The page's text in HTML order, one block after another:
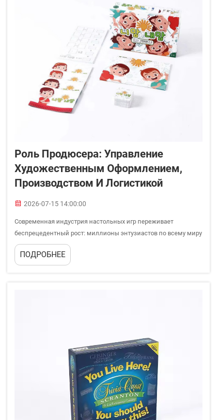
Роль Продюсера: Управление
Художественным Оформлением,
Производством И Логистикой
2026-07-15 14:00:00
Современная индустрия настольных игр переживает
беспрецедентный рост: миллионы энтузиастов по всему миру
ищут инновационные игровые впечатления. В центре этой
процветающей экосистемы производители настольных игр
ПОДРОБНЕЕ